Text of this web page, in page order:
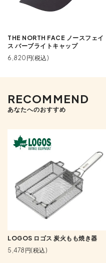
THE NORTH FACE ノースフェイ
ス バーブライトキャップ
6,820円(税込)
RECOMMEND
あなたへのおすすめ
LOGOS ロゴス 炭火もも焼き器
5,478円(税込)